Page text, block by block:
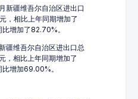
新疆维吾尔自治区进出口
，相比上年同期增加了
增加了82.70%。
疆维吾尔自治区进出口总
，相比上年同期增加了
增加69.00%。